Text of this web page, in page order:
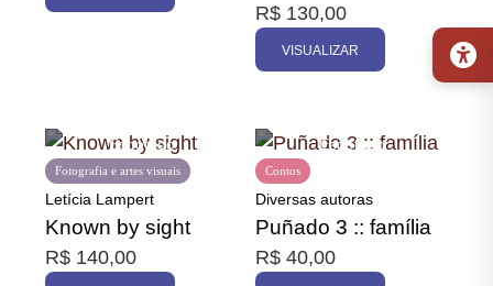
R$ 130,00
VISUALIZAR
Fotografia e artes visuais
Letícia Lampert
Known by sight
R$ 140,00
Contos
Diversas autoras
Puñado 3 :: família
R$ 40,00